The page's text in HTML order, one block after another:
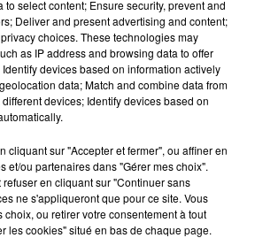
2026
vos pass pour le V and B Fest' 2026 !
to select content; Ensure security, prevent and
Deliver and present advertising and content;
choices. These technologies may
as IP address and browsing data to offer
devices based on information actively
data; Match and combine data from
devices; Identify devices based on
cliquant sur "Accepter et fermer", ou affiner en
et/ou partenaires dans "Gérer mes choix".
en cliquant sur "Continuer sans
ne s'appliqueront que pour ce site. Vous
choix, ou retirer votre consentement à tout
les cookies" situé en bas de chaque page.